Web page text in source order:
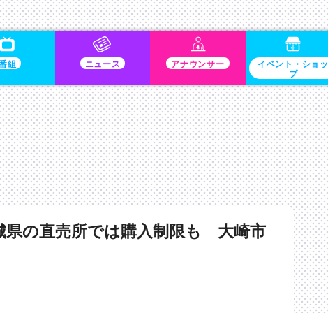
組 ニュース アナウンサー イベント・ショッ
プ
の直売所では購入制限も 大崎市